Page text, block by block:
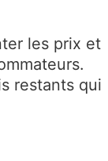
les prix et
restants qui